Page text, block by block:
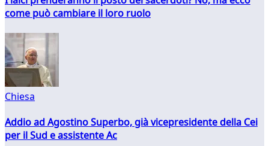
come può cambiare il loro ruolo
Chiesa
Addio ad Agostino Superbo, già vicepresidente della Cei
per il Sud e assistente Ac